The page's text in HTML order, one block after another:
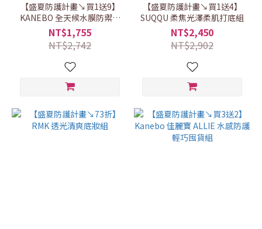
【盛夏防護計畫↘買1送9】
KANEBO 全天候水膜防禦包
覆組
NT$1,755
NT$2,742
【盛夏防護計畫↘買1送4】
SUQQU 柔焦光澤柔肌打底組
NT$2,450
NT$2,902